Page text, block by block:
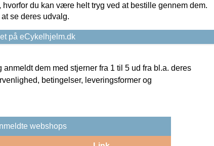
hvorfor du kan være helt tryg ved at bestille gennem dem.
se deres udvalg.
på eCykelhjelm.dk
dem med stjerner fra 1 til 5 ud fra bl.a. deres
betingelser, leveringsformer og
webshops